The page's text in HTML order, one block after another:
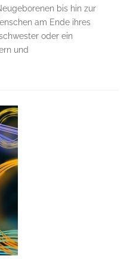
bis hin zur
am Ende ihres
oder ein
und